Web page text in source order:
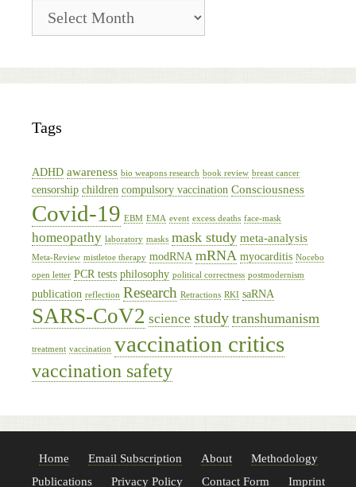
Archive
Tags
ADHD awareness bio weapons research book review breast cancer
censorship children compulsory vaccination Consciousness
Covid-19 EBM EMA event excess deaths face-mask
homeopathy laboratory masks mask study meta-analysis
Meta-Review mistletoe therapy modRNA mRNA myocarditis Nocebo
open letter PCR tests philosophy political correctness postmodernism
publication reflection Research Retractions RKI saRNA
SARS-CoV2 science study transhumanism
treatment vaccination vaccination critics
vaccination safety
Home Email Subscription About
Methodology
Publications
Privacy Policy Contact Form Imprint